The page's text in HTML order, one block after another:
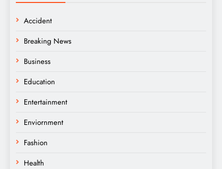
Accident
Breaking News
Business
Education
Entertainment
Enviornment
Fashion
Health